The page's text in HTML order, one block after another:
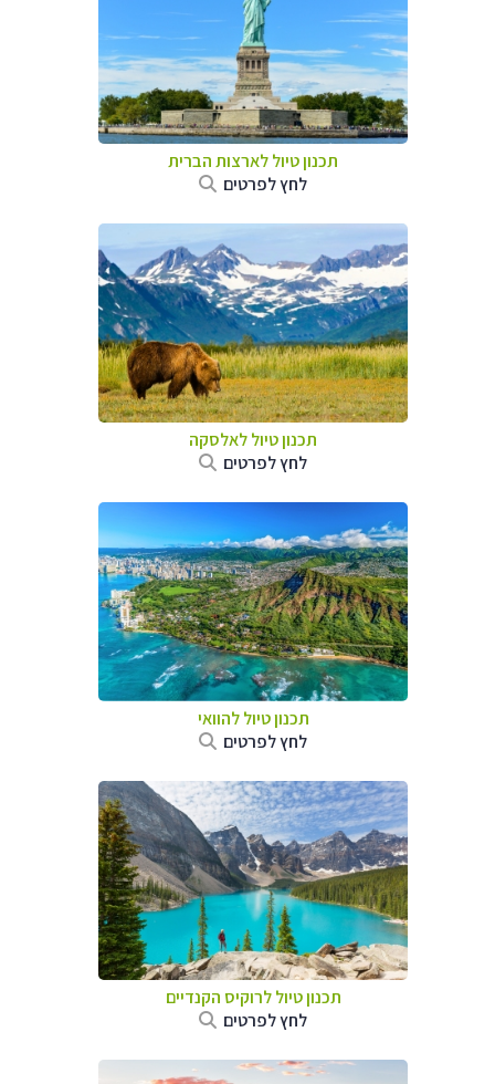
תכנון טיול לארצות הברית
לחץ לפרטים
תכנון טיול לאלסקה
לחץ לפרטים
תכנון טיול להוואי
לחץ לפרטים
תכנון טיול לרוקיס הקנדיים
לחץ לפרטים